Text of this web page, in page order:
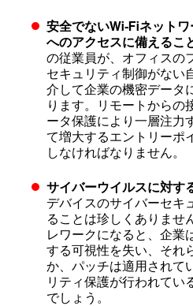
安全でないWi-Fiネット
へのアクセスに備えるこ
の従業員が、オフィスの
セキュリティ制御がない
介して企業の機密データ
ります。リモートからの
ータ保護により一層注力
て増大するエントリーポ
しなければなりません。
サイバーウイルスに対す
デバイスのサイバーセキ
ることは珍しくありませ
レワークになると、企業
する可視性を失い、それ
か、パッチは適用されて
リティ保護が行われてい
でしょう。